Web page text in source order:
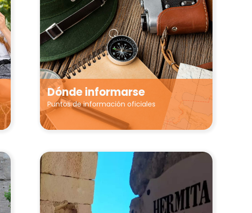
Dónde informarse
Puntos de información oficiales